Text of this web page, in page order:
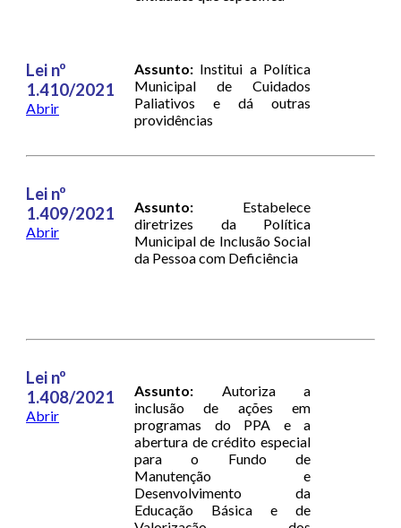
Lei nº
1.410/2021
Abrir
Assunto: Institui a Política
Municipal de Cuidados
Paliativos e dá outras
providências
Lei nº
1.409/2021
Abrir
Assunto: Estabelece
diretrizes da Política
Municipal de Inclusão Social
da Pessoa com Deficiência
Lei nº
1.408/2021
Abrir
Assunto: Autoriza a
inclusão de ações em
programas do PPA e a
abertura de crédito especial
para o Fundo de
Manutenção e
Desenvolvimento da
Educação Básica e de